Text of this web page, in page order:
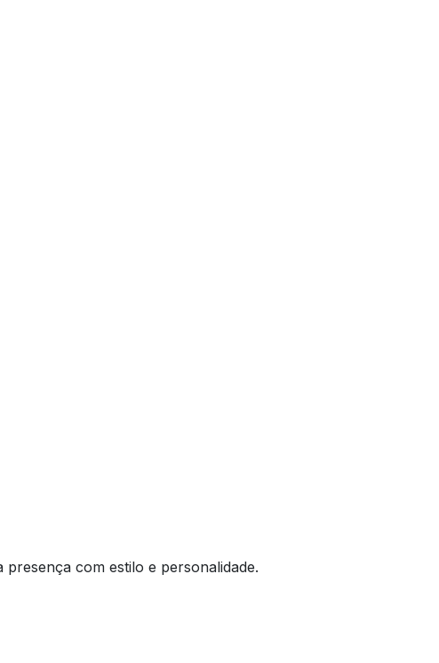
com estilo e personalidade.